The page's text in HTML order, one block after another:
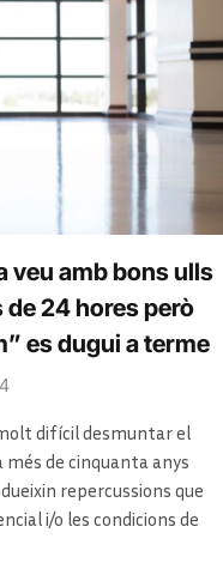
veu amb bons ulls
24 hores però
es dugui a terme
difícil desmuntar el
de cinquanta anys
repercussions que
i/o les condicions de